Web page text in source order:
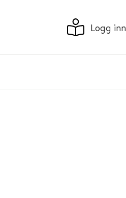
Logg inn